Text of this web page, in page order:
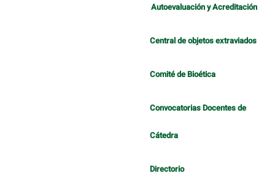
Autoevaluación y Acreditación
Central de objetos extraviados
Comité de Bioética
Convocatorias Docentes de
Cátedra
Directorio